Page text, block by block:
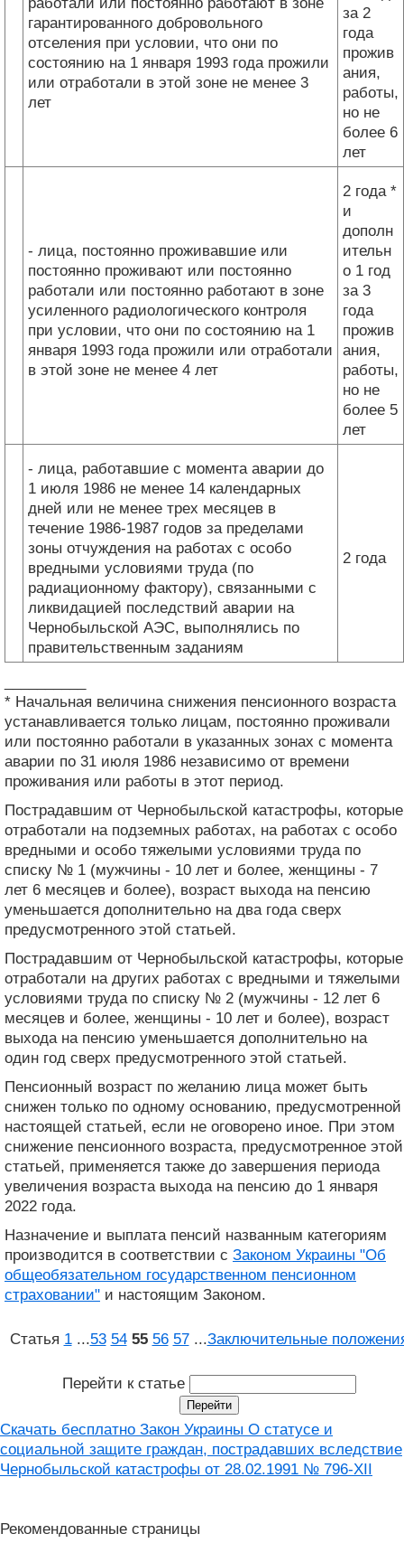
гарантированного добровольного
отселения при условии, что они по
состоянию на 1 января 1993 года прожили
или отработали в этой зоне не менее 3
лет
за 2
года
прожив
ания,
работы,
но не
более 6
лет
- лица, постоянно проживавшие или
постоянно проживают или постоянно
работали или постоянно работают в зоне
усиленного радиологического контроля
при условии, что они по состоянию на 1
января 1993 года прожили или отработали
в этой зоне не менее 4 лет
2 года *
и
дополн
ительн
о 1 год
за 3
года
прожив
ания,
работы,
но не
более 5
лет
- лица, работавшие с момента аварии до
1 июля 1986 не менее 14 календарных
дней или не менее трех месяцев в
течение 1986-1987 годов за пределами
зоны отчуждения на работах с особо
вредными условиями труда (по
радиационному фактору), связанными с
ликвидацией последствий аварии на
Чернобыльской АЭС, выполнялись по
правительственным заданиям
2 года
* Начальная величина снижения пенсионного возраста
устанавливается только лицам, постоянно проживали
или постоянно работали в указанных зонах с момента
аварии по 31 июля 1986 независимо от времени
проживания или работы в этот период.
Пострадавшим от Чернобыльской катастрофы, которые
отработали на подземных работах, на работах с особо
вредными и особо тяжелыми условиями труда по
списку № 1 (мужчины - 10 лет и более, женщины - 7
лет 6 месяцев и более), возраст выхода на пенсию
уменьшается дополнительно на два года сверх
предусмотренного этой статьей.
Пострадавшим от Чернобыльской катастрофы, которые
отработали на других работах с вредными и тяжелыми
условиями труда по списку № 2 (мужчины - 12 лет 6
месяцев и более, женщины - 10 лет и более), возраст
выхода на пенсию уменьшается дополнительно на
один год сверх предусмотренного этой статьей.
Пенсионный возраст по желанию лица может быть
снижен только по одному основанию, предусмотренной
настоящей статьей, если не оговорено иное. При этом
снижение пенсионного возраста, предусмотренное этой
статьей, применяется также до завершения периода
увеличения возраста выхода на пенсию до 1 января
2022 года.
Назначение и выплата пенсий названным категориям
производится в соответствии с Законом Украины "Об
общеобязательном государственном пенсионном
страховании" и настоящим Законом.
Статья 1 ...53 54 55 56 57 ...Заключительные
Перейти к статье
Скачать бесплатно Закон Украины О статусе и
социальной защите граждан, пострадавших вследствие
Чернобыльской катастрофы от 28.02.1991 № 796-XII
Рекомендованные страницы